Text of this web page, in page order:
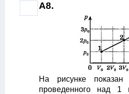
А8.
На рисунке показан
проведенного над 1